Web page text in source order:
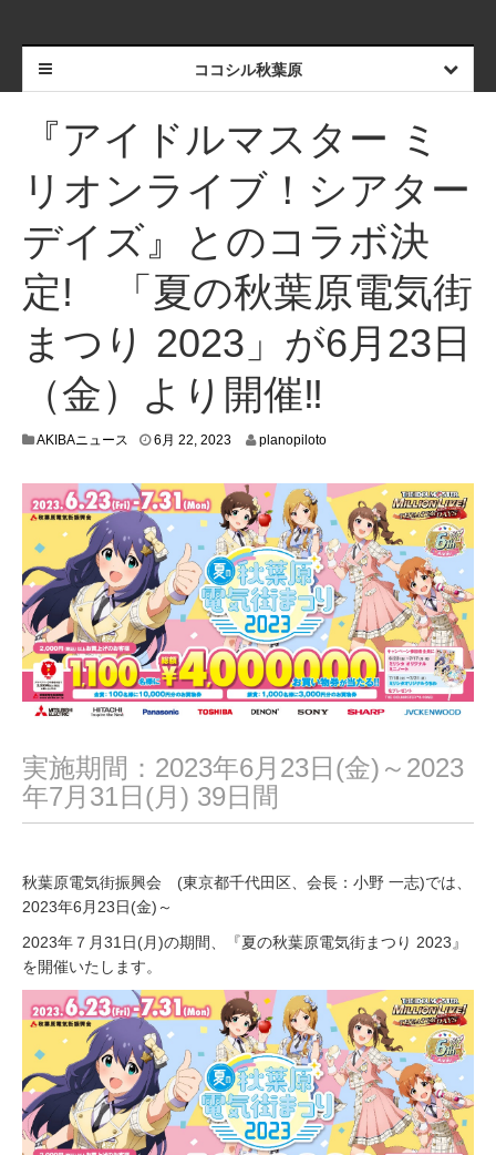
ココシル秋葉原
『アイドルマスター ミ
リオンライブ！シアター
デイズ』とのコラボ決
定! 「夏の秋葉原電気街
まつり 2023」が6月23日
（金）より開催‼
AKIBAニュース 6月 22, 20236
3
,
2
0
2
3
planopiloto
実施期間：2023年6月23日(金)～2023
年7月31日(月) 39日間
秋葉原電気街振興会 (東京都千代田区、会長：小野 一志)では、
2023年6月23日(金)～
2023年７月31日(月)の期間、『夏の秋葉原電気街まつり 2023』
を開催いたします。